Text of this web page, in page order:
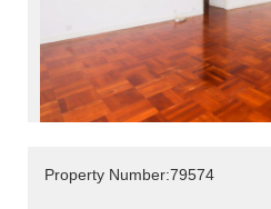
Property Number:79574